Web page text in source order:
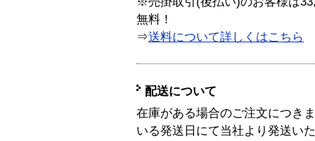
無料！
⇒送料について詳しくはこちら
配送について
在庫がある場合のご注文につき
いる発送日にて当社より発送い